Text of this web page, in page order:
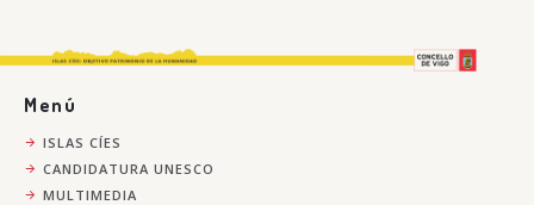
Menú
ISLAS CÍES
CANDIDATURA UNESCO
MULTIMEDIA